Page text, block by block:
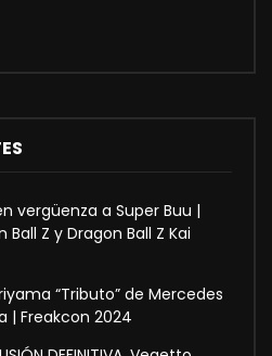
vergüenza a Super Buu |
Z y Dragon Ball Z Kai
“Tributo” de Mercedes
| Freakcon 2024